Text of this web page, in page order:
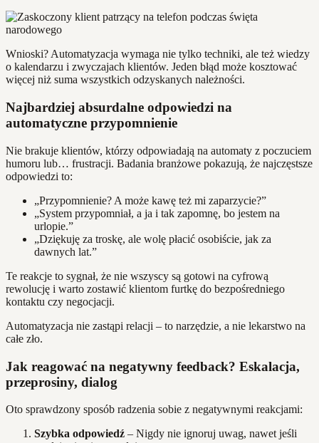
Wnioski? Automatyzacja wymaga nie tylko techniki, ale też wiedzy
o kalendarzu i zwyczajach klientów. Jeden błąd może kosztować
więcej niż suma wszystkich odzyskanych należności.
Najbardziej absurdalne odpowiedzi na
automatyczne przypomnienie
Nie brakuje klientów, którzy odpowiadają na automaty z poczuciem
humoru lub… frustracji. Badania branżowe pokazują, że najczęstsze
odpowiedzi to:
„Przypomnienie? A może kawę też mi zaparzycie?”
„System przypomniał, a ja i tak zapomnę, bo jestem na
urlopie.”
„Dziękuję za troskę, ale wolę płacić osobiście, jak za
dawnych lat.”
Te reakcje to sygnał, że nie wszyscy są gotowi na cyfrową
rewolucję i warto zostawić klientom furtkę do bezpośredniego
kontaktu czy negocjacji.
Automatyzacja nie zastąpi relacji – to narzędzie, a nie lekarstwo na
całe zło.
Jak reagować na negatywny feedback? Eskalacja,
przeprosiny, dialog
Oto sprawdzony sposób radzenia sobie z negatywnymi reakcjami:
Szybka odpowiedź – Nigdy nie ignoruj uwag, nawet jeśli